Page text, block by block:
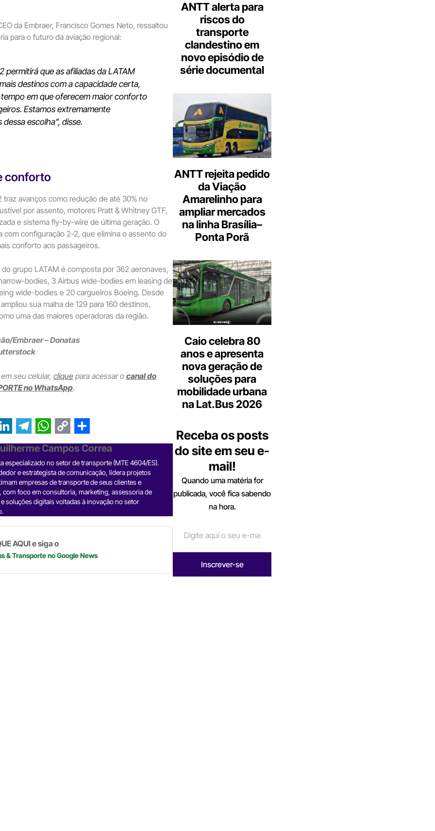
da Embraer, Francisco Gomes Neto, ressaltou
para o futuro da aviação regional:
permitirá que as afiliadas da LATAM
destinos com a capacidade certa,
em que oferecem maior conforto
Estamos extremamente
dessa escolha”, disse.
conforto
traz avanços como redução de até 30% no
por assento, motores Pratt & Whitney GTF,
e sistema fly-by-wire de última geração. O
com configuração 2-2, que elimina o assento do
conforto aos passageiros.
grupo LATAM é composta por 362 aeronaves,
bodies, 3 Airbus wide-bodies em leasing de
wide-bodies e 20 cargueiros Boeing. Desde
sua malha de 129 para 160 destinos,
uma das maiores operadoras da região.
Embraer – Donatas
seu celular, clique para acessar o canal do
no WhatsApp.
T
e
l
e
g
r
m
W
h
a
t
s
A
p
C
o
p
y
L
i
k
S
h
a
r
e
Campos Correa
especializado no setor de transporte (MTE 4604/ES).
e estrategista de comunicação, lidera projetos
empresas de transporte de seus clientes e
com foco em consultoria, marketing, assessoria de
soluções digitais voltadas à inovação no setor
AQUI e siga o
& Transporteno Google News
ANTT alerta para
riscos do
transporte
clandestino em
novo episódio de
série documental
ANTT rejeita pedido
da Viação
Amarelinho para
ampliar mercados
na linha Brasília–
Ponta Porã
Caio celebra 80
anos e apresenta
nova geração de
soluções para
mobilidade urbana
na Lat.Bus 2026
Receba os posts
do site em seu e-
mail!
Quando uma matéria for
publicada, você fica sabendo
na hora.
Inscrever-se